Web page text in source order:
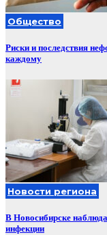
Общество
Риски и последствия
каждому
Новости региона
В Новосибирске
инфекции